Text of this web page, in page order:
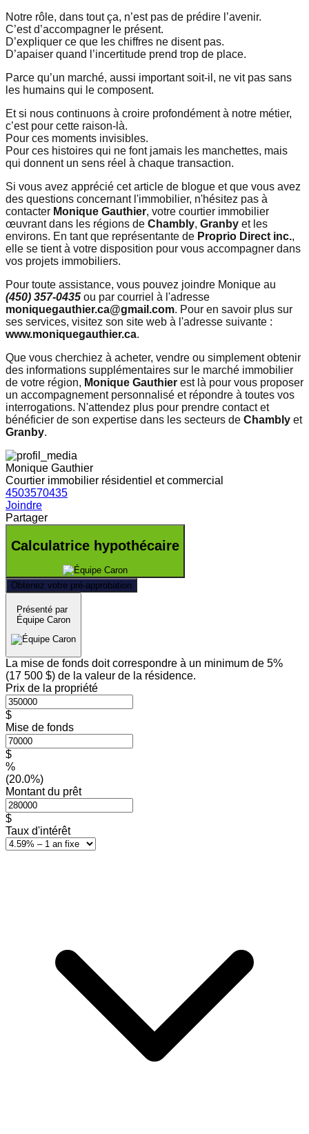
Notre rôle, dans tout ça, n’est pas de prédire l’avenir.
C’est d’accompagner le présent.
D’expliquer ce que les chiffres ne disent pas.
D’apaiser quand l’incertitude prend trop de place.
Parce qu’un marché, aussi important soit-il, ne vit pas sans
les humains qui le composent.
Et si nous continuons à croire profondément à notre métier,
c’est pour cette raison-là.
Pour ces moments invisibles.
Pour ces histoires qui ne font jamais les manchettes, mais
qui donnent un sens réel à chaque transaction.
Si vous avez apprécié cet article de blogue et que vous avez
des questions concernant l'immobilier, n'hésitez pas à
contacter Monique Gauthier, votre courtier immobilier
œuvrant dans les régions de Chambly, Granby et les
environs. En tant que représentante de Proprio Direct inc.,
elle se tient à votre disposition pour vous accompagner dans
vos projets immobiliers.
Pour toute assistance, vous pouvez joindre Monique au
(450) 357-0435 ou par courriel à l'adresse
moniquegauthier.ca@gmail.com. Pour en savoir plus sur
ses services, visitez son site web à l'adresse suivante :
www.moniquegauthier.ca.
Que vous cherchiez à acheter, vendre ou simplement obtenir
des informations supplémentaires sur le marché immobilier
de votre région, Monique Gauthier est là pour vous proposer
un accompagnement personnalisé et répondre à toutes vos
interrogations. N'attendez plus pour prendre contact et
bénéficier de son expertise dans les secteurs de Chambly et
Granby.
Monique Gauthier
Courtier immobilier résidentiel et commercial
4503570435
Joindre
Partager
Calculatrice hypothécaire
Obtenez votre pré-approbation
Présenté par
Équipe Caron
La mise de fonds doit correspondre à un minimum de 5%
(17 500 $) de la valeur de la résidence.
Prix de la propriété
$
Mise de fonds
$
%
(20.0%)
Montant du prêt
$
Taux d'intérêt